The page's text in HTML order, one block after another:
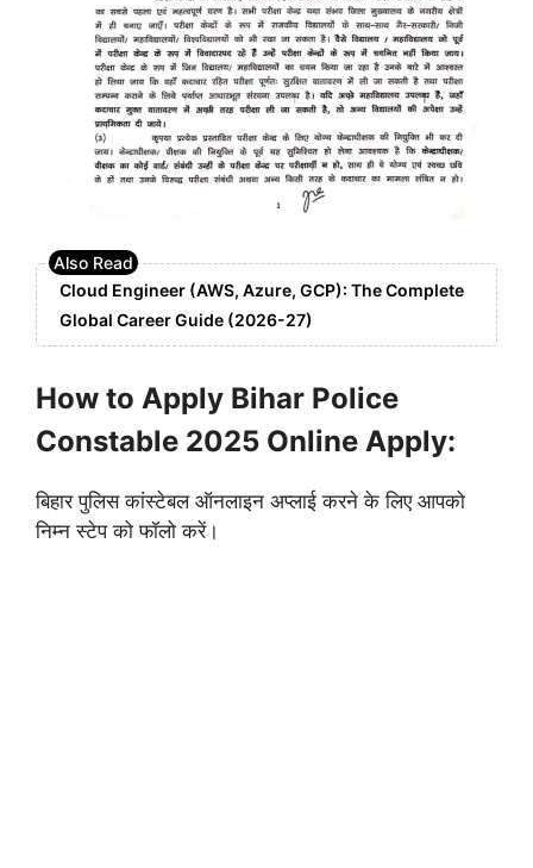
Cloud Engineer (AWS, Azure, GCP): The Complete
Global Career Guide (2026-27)
How to Apply Bihar Police
Constable 2025 Online Apply:
बिहार पुलिस कांस्टेबल ऑनलाइन अप्लाई करने के लिए आपको
निम्न स्टेप को फॉलो करें।